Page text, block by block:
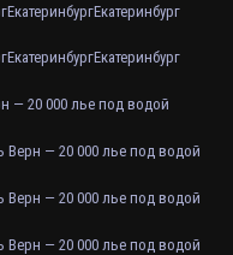
ЕкатеринбургЕкатеринбург
ЕкатеринбургЕкатеринбург
— 20 000 лье под водой
— 20 000 лье под водой
— 20 000 лье под водой
— 20 000 лье под водой